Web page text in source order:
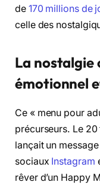
de 170 millions de
celle des
La nostalgie
émotionnel
Ce « menu pour
précurseurs. Le
lançait un
sociaux Instagram
rêver d’un Happy